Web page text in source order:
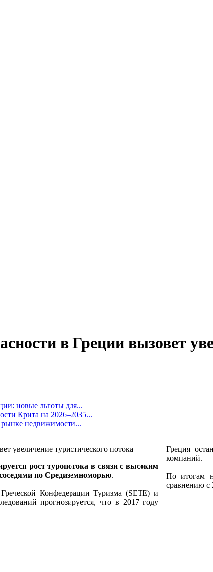
в Греции вызовет
новые льготы для...
Крита на 2026–2035...
рынке недвижимости...
рост туропотока в связи с высоким
по Средиземноморью.
Конфедерации Туризма (SETE) и
прогнозируется, что в 2017 году
Греция
компаний.
По итогам
сравнению с